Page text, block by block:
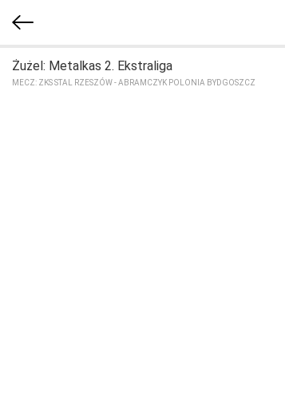
Żużel: Metalkas 2. Ekstraliga
MECZ: ZKS STAL RZESZÓW - ABRAMCZYK POLONIA BYDGOSZCZ